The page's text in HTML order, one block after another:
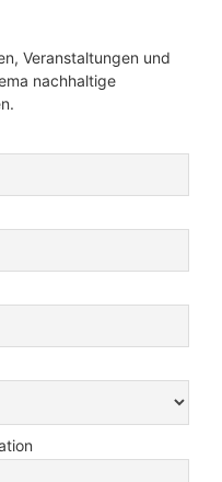
Veranstaltungen und
nachhaltige